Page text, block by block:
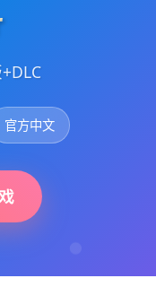
官方中文